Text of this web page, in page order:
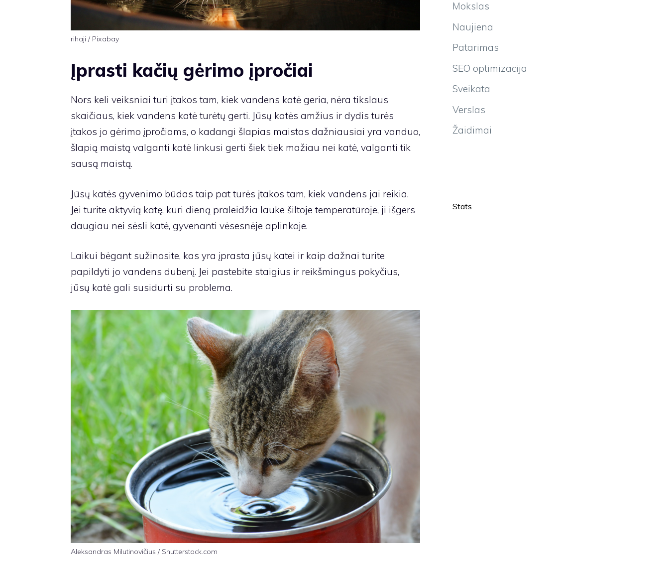
rihaji / Pixabay
Įprasti kačių gėrimo įpročiai
Nors keli veiksniai turi įtakos tam, kiek vandens katė geria, nėra tikslaus
skaičiaus, kiek vandens katė turėtų gerti. Jūsų katės amžius ir dydis turės
įtakos jo gėrimo įpročiams, o kadangi šlapias maistas dažniausiai yra vanduo,
šlapią maistą valganti katė linkusi gerti šiek tiek mažiau nei katė, valganti tik
sausą maistą.
Jūsų katės gyvenimo būdas taip pat turės įtakos tam, kiek vandens jai reikia.
Jei turite aktyvią katę, kuri dieną praleidžia lauke šiltoje temperatūroje, ji išgers
daugiau nei sėsli katė, gyvenanti vėsesnėje aplinkoje.
Laikui bėgant sužinosite, kas yra įprasta jūsų katei ir kaip dažnai turite
papildyti jo vandens dubenį. Jei pastebite staigius ir reikšmingus pokyčius,
jūsų katė gali susidurti su problema.
Aleksandras Milutinovičius / Shutterstock.com
Mokslas
Naujiena
Patarimas
SEO optimizacija
Sveikata
Verslas
Žaidimai
Stats